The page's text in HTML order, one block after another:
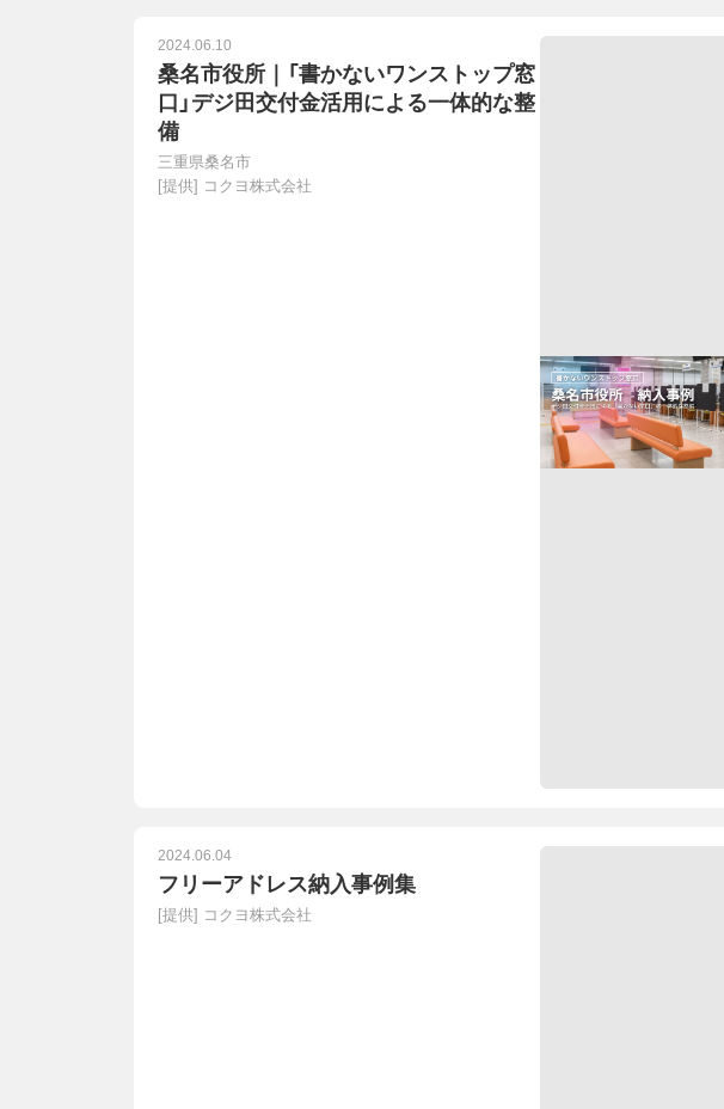
2024.06.10
桑名市役所｜「書かないワンストップ窓
口」デジ田交付金活用による一体的な整
備
三重県桑名市
[提供] コクヨ株式会社
2024.06.04
フリーアドレス納入事例集
[提供] コクヨ株式会社